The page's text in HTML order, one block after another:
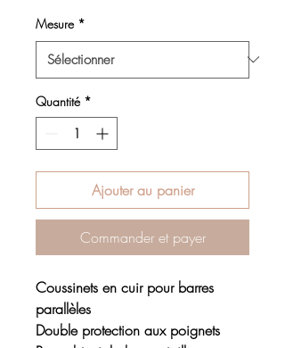
Mesure *
Quantité *
Ajouter au panier
Commander et payer
Coussinets en cuir pour barres
parallèles
Double protection aux poignets